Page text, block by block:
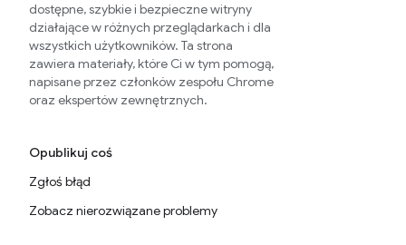
dostępne, szybkie i bezpieczne witryny
działające w różnych przeglądarkach i dla
wszystkich użytkowników. Ta strona
zawiera materiały, które Ci w tym pomogą,
napisane przez członków zespołu Chrome
oraz ekspertów zewnętrznych.
Opublikuj coś
Zgłoś błąd
Zobacz nierozwiązane problemy